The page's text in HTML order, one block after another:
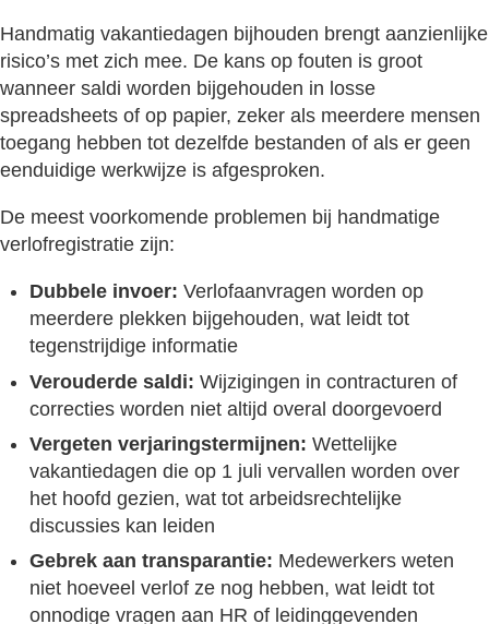
Handmatig vakantiedagen bijhouden brengt aanzienlijke
risico’s met zich mee. De kans op fouten is groot
wanneer saldi worden bijgehouden in losse
spreadsheets of op papier, zeker als meerdere mensen
toegang hebben tot dezelfde bestanden of als er geen
eenduidige werkwijze is afgesproken.
De meest voorkomende problemen bij handmatige
verlofregistratie zijn:
Dubbele invoer: Verlofaanvragen worden op
meerdere plekken bijgehouden, wat leidt tot
tegenstrijdige informatie
Verouderde saldi: Wijzigingen in contracturen of
correcties worden niet altijd overal doorgevoerd
Vergeten verjaringstermijnen: Wettelijke
vakantiedagen die op 1 juli vervallen worden over
het hoofd gezien, wat tot arbeidsrechtelijke
discussies kan leiden
Gebrek aan transparantie: Medewerkers weten
niet hoeveel verlof ze nog hebben, wat leidt tot
onnodige vragen aan HR of leidinggevenden